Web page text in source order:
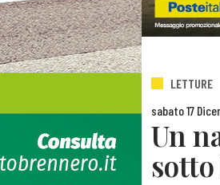
LETTURE
sabato 17
Un
sotto